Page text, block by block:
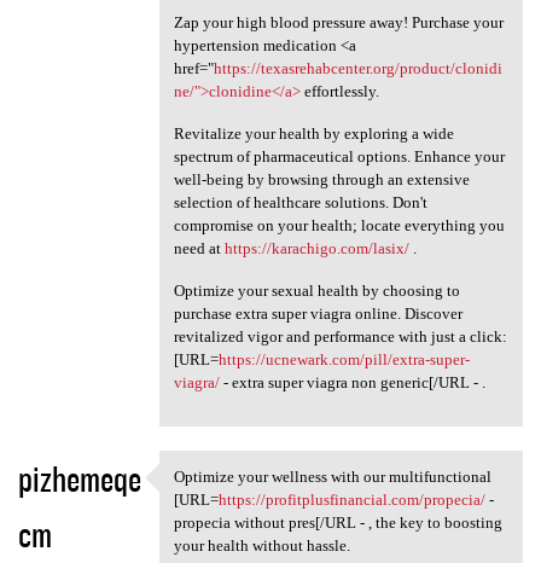
Zap your high blood pressure away! Purchase your
hypertension medication <a
href="https://texasrehabcenter.org/product/clonidi
ne/">clonidine</a>effortlessly.
Revitalize your health by exploring a wide
spectrum of pharmaceutical options. Enhance your
well-being by browsing through an extensive
selection of healthcare solutions. Don't
compromise on your health; locate everything you
need at https://karachigo.com/lasix/.
Optimize your sexual health by choosing to
purchase extra super viagra online. Discover
revitalized vigor and performance with just a click:
[URL=https://ucnewark.com/pill/extra-super-
viagra/- extra super viagra non generic[/URL - .
pizhemeqe
cm
Optimize your wellness with
Optimize your wellness with our multifunctional
[URL=https://profitplusfinancial.com/propecia/-
propecia without pres[/URL - , the key to boosting
your health without hassle.